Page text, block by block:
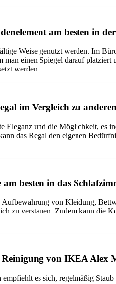
am besten in
Weise genutzt werden. Im
man einen Spiegel darauf
werden.
im Vergleich zu
Eleganz und die Möglichkeit, es
das Regal den eigenen
besten in das
von Kleidung,
zu verstauen. Zudem kann die
Reinigung von IKEA Alex
es sich, regelmäßig